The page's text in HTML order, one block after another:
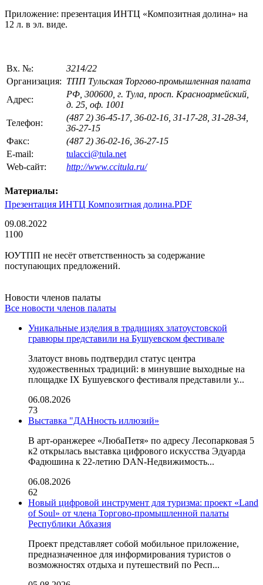
Приложение: презентация ИНТЦ «Композитная долина» на
12 л. в эл. виде.
Вх. №:
3214/22
Организация: ТПП Тульская Торгово-промышленная палата
Адрес:
РФ, 300600, г. Тула, просп. Красноармейский,
д. 25, оф. 1001
Телефон:
(487 2) 36-45-17, 36-02-16, 31-17-28, 31-28-34,
36-27-15
Факс:
(487 2) 36-02-16, 36-27-15
E-mail:
tulacci@tula.net
Web-сайт:
http://www.ccitula.ru/
Материалы:
Презентация ИНТЦ Композитная долина.PDF
09.08.2022
1100
ЮУТПП не несёт ответственность за содержание
поступающих предложений.
Новости членов палаты
Все новости членов палаты
Уникальные изделия в традициях златоустовской
гравюры представили на Бушуевском фестивале
Златоуст вновь подтвердил статус центра
художественных традиций: в минувшие выходные на
площадке IX Бушуевского фестиваля представили у...
06.08.2026
73
Выставка "ДАНность иллюзий»
В арт-оранжерее «ЛюбаПетя» по адресу Лесопарковая 5
к2 открылась выставка цифрового искусства Эдуарда
Фадюшина к 22-летию DAN-Недвижимость...
06.08.2026
62
Новый цифровой инструмент для туризма: проект «Land
of Soul» от члена Торгово-промышленной палаты
Республики Абхазия
Проект представляет собой мобильное приложение,
предназначенное для информирования туристов о
возможностях отдыха и путешествий по Респ...